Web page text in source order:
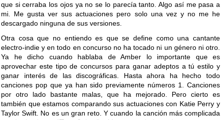
que si cerraba los ojos ya no se lo parecía tanto. Algo así me pasa a
mi. Me gusta ver sus actuaciones pero solo una vez y no me he
descargado ninguna de sus versiones.
Otra cosa que no entiendo es que se define como una cantante
electro-indie y en todo en concurso no ha tocado ni un género ni otro.
Ya he dicho cuando hablaba de Amber lo importante que es
aprovechar este tipo de concursos para ganar adeptos a tú estilo y
ganar interés de las discográficas. Hasta ahora ha hecho todo
canciones pop que ya han sido previamente números 1. Canciones
por otro lado bastante malas, que ha mejorado. Pero cierto es
también que estamos comparando sus actuaciones con Katie Perry y
Taylor Swift. No es un gran reto. Y cuando la canción más complicada